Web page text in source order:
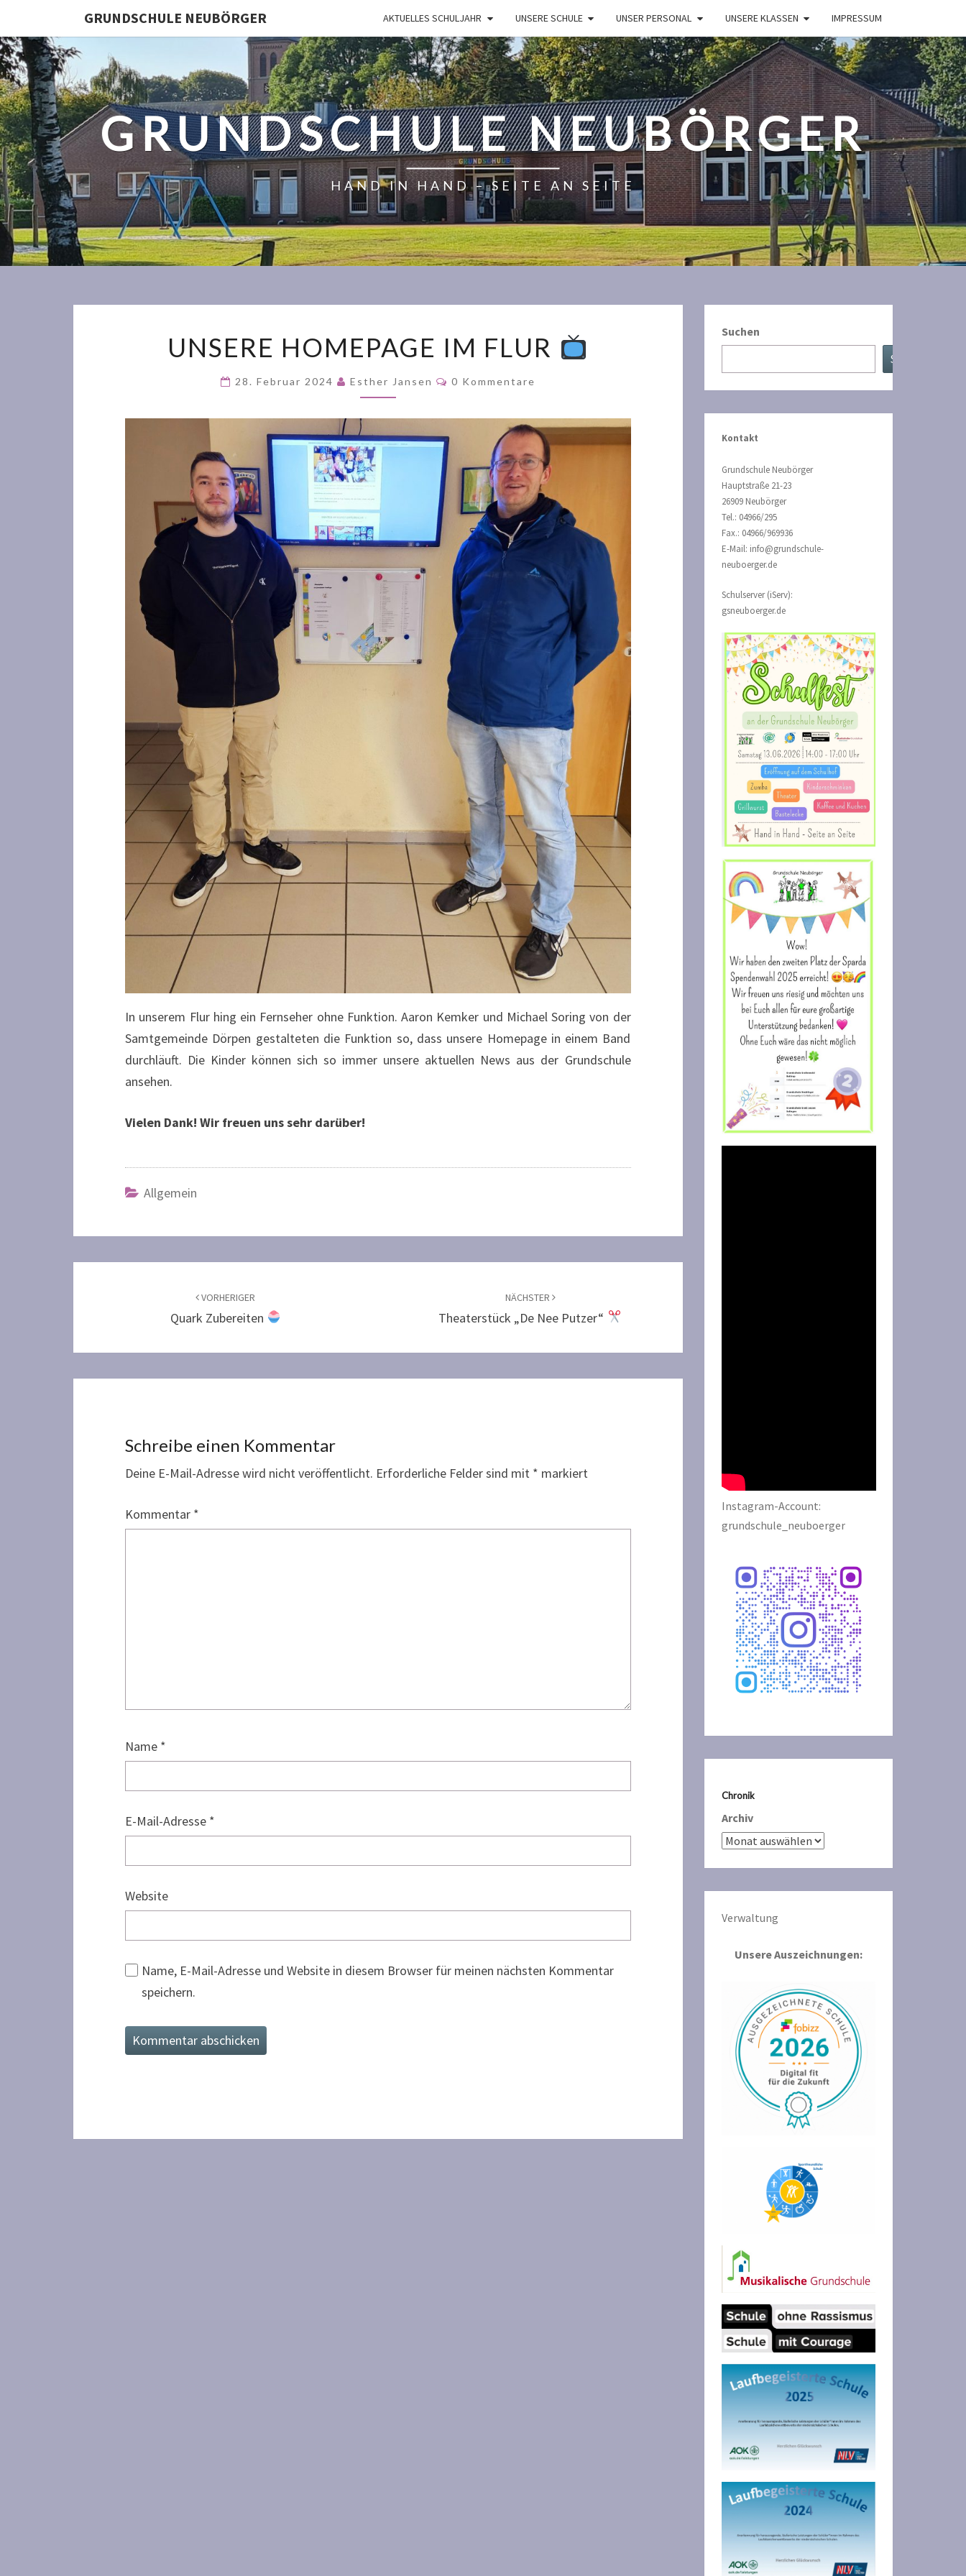
GRUNDSCHULE NEUBÖRGER AKTUELLES SCHULJAHR UNSERE SCHULE UNSER PERSONAL UNSERE KLASSEN IMPRESSUM
GRUNDSCHULE NEUBÖRGER
HAND IN HAND – SEITE AN SEITE
HOMEPAGE
UNSERE HOMEPAGE IM FLUR
28. Februar 2024 Esther Jansen Kommentare
0 Kommentare
In unserem Flur hing ein Fernseher ohne Funktion. Aaron Kemker und Michael Soring von der
Samtgemeinde Dörpen gestalteten die Funktion so, dass unsere Homepage in einem Band
durchläuft. Die Kinder können sich so immer unsere aktuellen News aus der Grundschule
ansehen.
Vielen Dank! Wir freuen uns sehr darüber!
Allgemein
VORHERIGER
Quark Zubereiten
NÄCHSTER
Theaterstück „De Nee Putzer“
Schreibe einen Kommentar
Deine E-Mail-Adresse wird nicht veröffentlicht. Erforderliche Felder sind mit * markiert
Kommentar *
Name *
E-Mail-Adresse *
Website
Name, E-Mail-Adresse und Website in diesem Browser für meinen nächsten Kommentar
speichern.
Suchen
Suchen
Kontakt
Grundschule Neubörger
Hauptstraße 21-23
26909 Neubörger
Tel.: 04966/295
Fax.: 04966/969936
E-Mail: info@grundschule-
neuboerger.de
Schulserver (iServ):
gsneuboerger.de
Instagram-Account:
grundschule_neuboerger
Chronik
Archiv
Verwaltung
Unsere Auszeichnungen: